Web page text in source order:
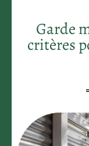
Garde
critères